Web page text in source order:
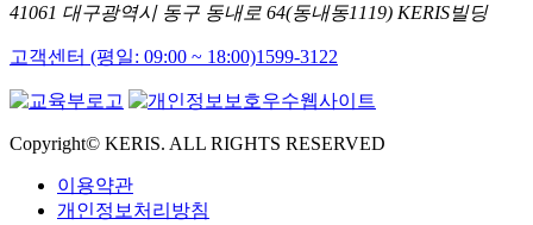
41061 대구광역시 동구 동내로 64(동내동1119) KERIS빌딩
고객센터 (평일: 09:00 ~ 18:00)1599-3122
Copyright© KERIS. ALL RIGHTS RESERVED
이용약관
개인정보처리방침